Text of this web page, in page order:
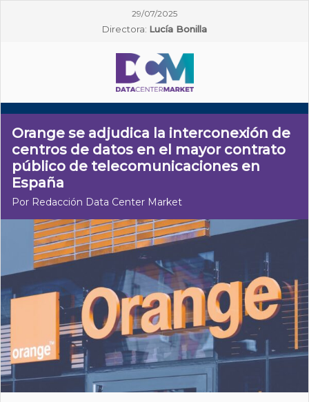
29/07/2025
Directora: Lucía Bonilla
Orange se adjudica la interconexión de
centros de datos en el mayor contrato
público de telecomunicaciones en
España
Por Redacción Data Center Market